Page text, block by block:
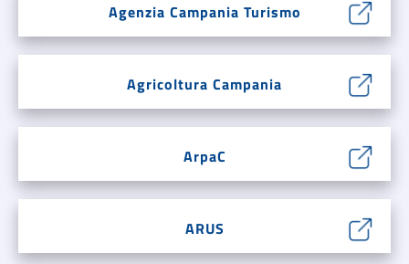
Agenzia Campania Turismo
Agricoltura Campania
ArpaC
ARUS